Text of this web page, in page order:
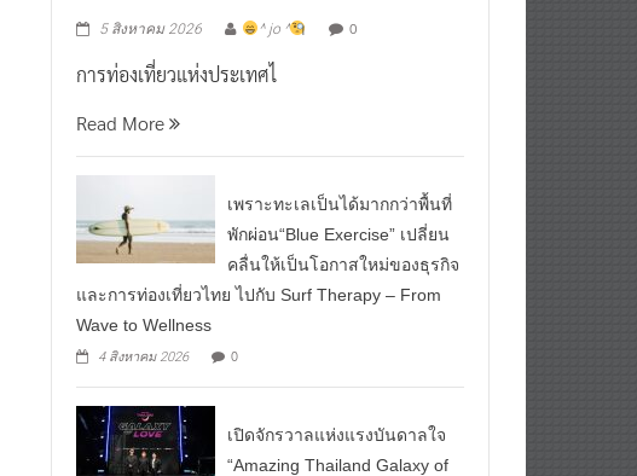
5 สิงหาคม 2026 ^ jo ^ 0
การท่องเที่ยวแห่งประเทศไ
Read More
เพราะทะเลเป็นได้มากกว่าพื้นที่
พักผ่อน“Blue Exercise” เปลี่ยน
คลื่นให้เป็นโอกาสใหม่ของธุรกิจ
และการท่องเที่ยวไทย ไปกับ Surf Therapy – From
Wave to Wellness
4 สิงหาคม 2026 0
เปิดจักรวาลแห่งแรงบันดาลใจ
“Amazing Thailand Galaxy of